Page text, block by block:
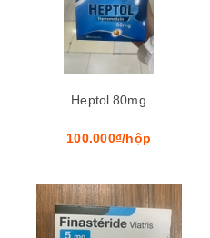
Heptol 80mg
100.000₫/hộp